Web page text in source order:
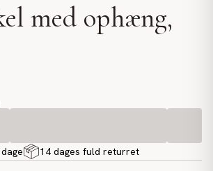
med ophæng,
14 dages fuld returret